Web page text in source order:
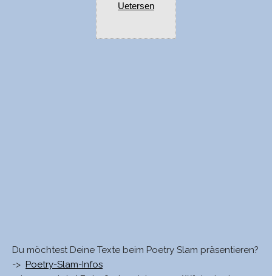
Uetersen
Du möchtest Deine Texte beim Poetry Slam präsentieren?
-> Poetry-Slam-Infos